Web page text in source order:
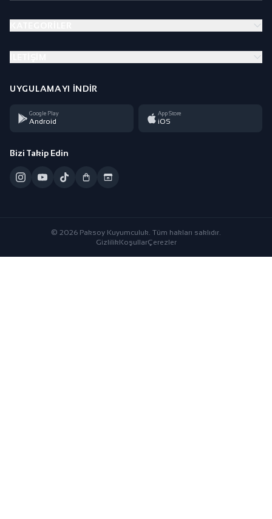
UYGULAMAYI İNDIR
Google Play
Android
App Store
iOS
Bizi Takip Edin
© 2026 Paksoy Kuyumculuk. Tüm hakları saklıdır.
GizlilikKoşullarÇerezler